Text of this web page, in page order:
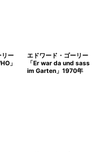
リー
」
エドワード・ゴーリー
「Er war da und sass
im Garten」1970年